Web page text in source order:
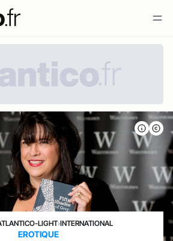
LIGHT›INTERNATIONAL
EROTIQUE